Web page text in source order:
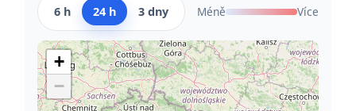
6 h 24 h 3 dny Méně Více
+
−